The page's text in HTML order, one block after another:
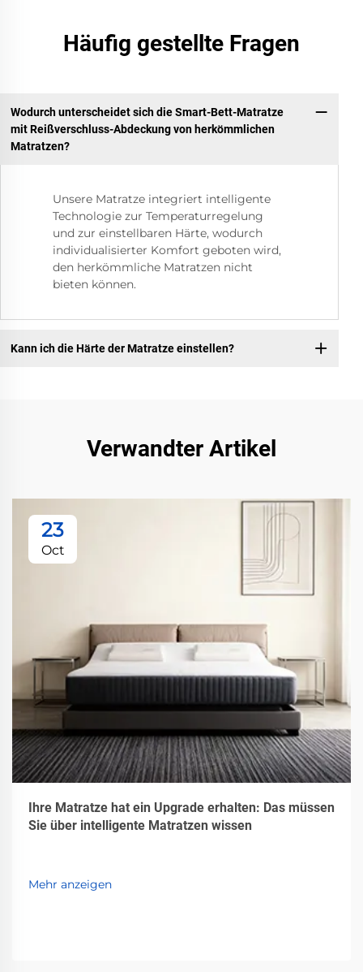
Häufig gestellte Fragen
Wodurch unterscheidet sich die Smart-Bett-Matratze
mit Reißverschluss-Abdeckung von herkömmlichen
Matratzen?
Unsere Matratze integriert intelligente
Technologie zur Temperaturregelung
und zur einstellbaren Härte, wodurch
individualisierter Komfort geboten wird,
den herkömmliche Matratzen nicht
bieten können.
Kann ich die Härte der Matratze einstellen?
Verwandter Artikel
23
Oct
Ihre Matratze hat ein Upgrade erhalten: Das müssen
Sie über intelligente Matratzen wissen
Mehr anzeigen